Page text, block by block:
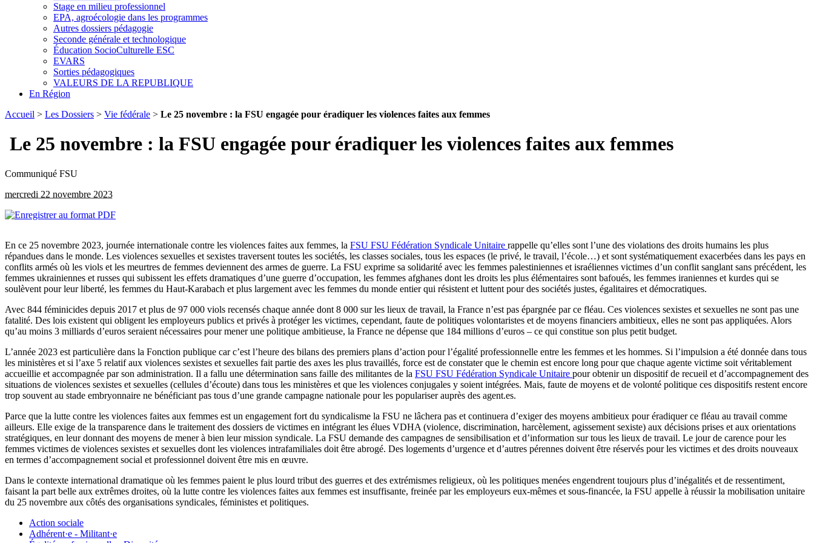
Stage en milieu professionnel
EPA, agroécologie dans les programmes
Autres dossiers pédagogie
Seconde générale et technologique
Éducation SocioCulturelle ESC
EVARS
Sorties pédagogiques
VALEURS DE LA REPUBLIQUE
En Région
Accueil > Les Dossiers > Vie fédérale > Le 25 novembre : la FSU engagée pour éradiquer les violences faites aux femmes
Le 25 novembre : la FSU engagée pour éradiquer les violences faites aux femmes
Communiqué FSU
mercredi 22 novembre 2023
En ce 25 novembre 2023, journée internationale contre les violences faites aux femmes, la FSU FSU Fédération Syndicale Unitaire rappelle qu’elles sont l’une des violations des droits humains les plus
répandues dans le monde. Les violences sexuelles et sexistes traversent toutes les sociétés, les classes sociales, tous les espaces (le privé, le travail, l’école…) et sont systématiquement exacerbées dans les pays en
conflits armés où les viols et les meurtres de femmes deviennent des armes de guerre. La FSU exprime sa solidarité avec les femmes palestiniennes et israéliennes victimes d’un conflit sanglant sans précédent, les
femmes ukrainiennes et russes qui subissent les effets dramatiques d’une guerre d’occupation, les femmes afghanes dont les droits les plus élémentaires sont bafoués, les femmes iraniennes et kurdes qui se
soulèvent pour leur liberté, les femmes du Haut-Karabach et plus largement avec les femmes du monde entier qui résistent et luttent pour des sociétés justes, égalitaires et démocratiques.
Avec 844 féminicides depuis 2017 et plus de 97 000 viols recensés chaque année dont 8 000 sur les lieux de travail, la France n’est pas épargnée par ce fléau. Ces violences sexistes et sexuelles ne sont pas une
fatalité. Des lois existent qui obligent les employeurs publics et privés à protéger les victimes, cependant, faute de politiques volontaristes et de moyens financiers ambitieux, elles ne sont pas appliquées. Alors
qu’au moins 3 milliards d’euros seraient nécessaires pour mener une politique ambitieuse, la France ne dépense que 184 millions d’euros – ce qui constitue son plus petit budget.
L’année 2023 est particulière dans la Fonction publique car c’est l’heure des bilans des premiers plans d’action pour l’égalité professionnelle entre les femmes et les hommes. Si l’impulsion a été donnée dans tous
les ministères et si l’axe 5 relatif aux violences sexistes et sexuelles fait partie des axes les plus travaillés, force est de constater que le chemin est encore long pour que chaque agente victime soit véritablement
accueillie et accompagnée par son administration. Il a fallu une détermination sans faille des militantes de la FSU FSU Fédération Syndicale Unitaire pour obtenir un dispositif de recueil et d’accompagnement des
situations de violences sexistes et sexuelles (cellules d’écoute) dans tous les ministères et que les violences conjugales y soient intégrées. Mais, faute de moyens et de volonté politique ces dispositifs restent encore
trop souvent au stade embryonnaire ne bénéficiant pas tous d’une grande campagne nationale pour les populariser auprès des agent.es.
Parce que la lutte contre les violences faites aux femmes est un engagement fort du syndicalisme la FSU ne lâchera pas et continuera d’exiger des moyens ambitieux pour éradiquer ce fléau au travail comme
ailleurs. Elle exige de la transparence dans le traitement des dossiers de victimes en intégrant les élues VDHA (violence, discrimination, harcèlement, agissement sexiste) aux décisions prises et aux orientations
stratégiques, en leur donnant des moyens de mener à bien leur mission syndicale. La FSU demande des campagnes de sensibilisation et d’information sur tous les lieux de travail. Le jour de carence pour les
femmes victimes de violences sexistes et sexuelles dont les violences intrafamiliales doit être abrogé. Des logements d’urgence et d’autres pérennes doivent être réservés pour les victimes et des droits nouveaux
en termes d’accompagnement social et professionnel doivent être mis en œuvre.
Dans le contexte international dramatique où les femmes paient le plus lourd tribut des guerres et des extrémismes religieux, où les politiques menées engendrent toujours plus d’inégalités et de ressentiment,
faisant la part belle aux extrêmes droites, où la lutte contre les violences faites aux femmes est insuffisante, freinée par les employeurs eux-mêmes et sous-financée, la FSU appelle à réussir la mobilisation unitaire
du 25 novembre aux côtés des organisations syndicales, féministes et politiques.
Action sociale
Adhérent·e - Militant·e